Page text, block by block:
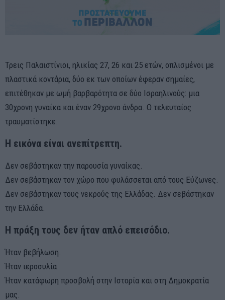
Τρεις Παλαιστίνιοι, ηλικίας 27, 26 και 25 ετών, οπλισμένοι με
πλαστικά κοντάρια, δύο εκ των οποίων έφεραν σημαίες,
επιτέθηκαν με ωμή βαρβαρότητα σε δύο Ισραηλινούς: μια
30χρονη γυναίκα και έναν 29χρονο άνδρα. Ο τελευταίος
τραυματίστηκε.
Η εικόνα είναι ανεπίτρεπτη.
Δεν σεβάστηκαν την παρουσία γυναίκας.
Δεν σεβάστηκαν τον χώρο που φυλάσσεται από τους Εύζωνες.
Δεν σεβάστηκαν τους νεκρούς της Ελλάδας. Δεν σεβάστηκαν
την Ελλάδα.
Η πράξη τους δεν ήταν απλό επεισόδιο.
Ήταν βεβήλωση.
Ήταν ιεροσυλία.
Ήταν κατάφωρη προσβολή στην Ιστορία και στη Δημοκρατία
μας.